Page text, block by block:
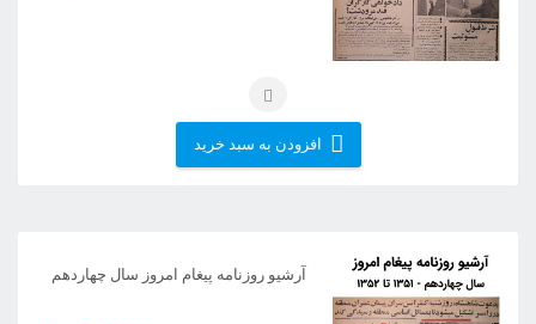
افزودن به سبد خرید
آرشیو روزنامه پیغام امروز سال چهاردهم